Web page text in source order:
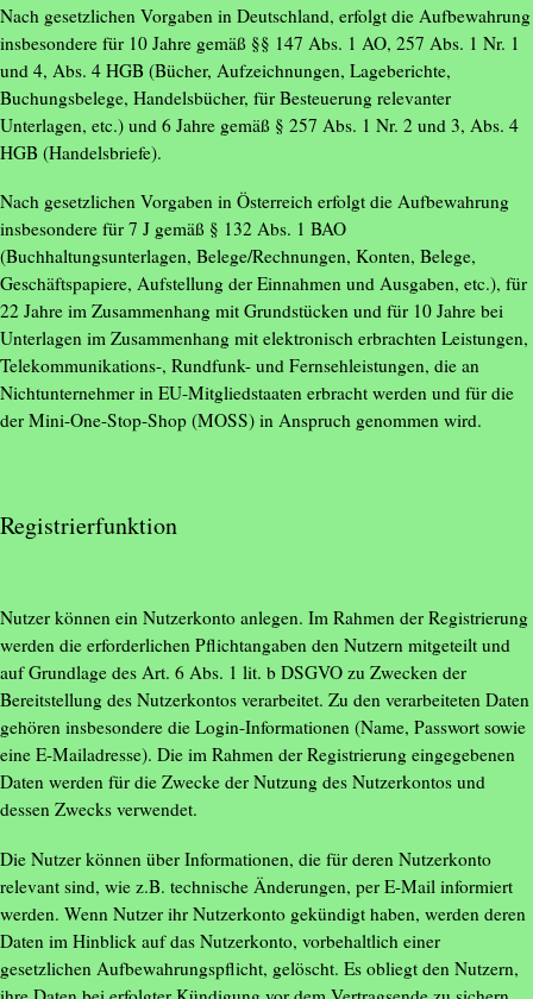
Nach gesetzlichen Vorgaben in Deutschland, erfolgt die Aufbewahrung
insbesondere für 10 Jahre gemäß §§ 147 Abs. 1 AO, 257 Abs. 1 Nr. 1
und 4, Abs. 4 HGB (Bücher, Aufzeichnungen, Lageberichte,
Buchungsbelege, Handelsbücher, für Besteuerung relevanter
Unterlagen, etc.) und 6 Jahre gemäß § 257 Abs. 1 Nr. 2 und 3, Abs. 4
HGB (Handelsbriefe).
Nach gesetzlichen Vorgaben in Österreich erfolgt die Aufbewahrung
insbesondere für 7 J gemäß § 132 Abs. 1 BAO
(Buchhaltungsunterlagen, Belege/Rechnungen, Konten, Belege,
Geschäftspapiere, Aufstellung der Einnahmen und Ausgaben, etc.), für
22 Jahre im Zusammenhang mit Grundstücken und für 10 Jahre bei
Unterlagen im Zusammenhang mit elektronisch erbrachten Leistungen,
Telekommunikations-, Rundfunk- und Fernsehleistungen, die an
Nichtunternehmer in EU-Mitgliedstaaten erbracht werden und für die
der Mini-One-Stop-Shop (MOSS) in Anspruch genommen wird.
Registrierfunktion
Nutzer können ein Nutzerkonto anlegen. Im Rahmen der Registrierung
werden die erforderlichen Pflichtangaben den Nutzern mitgeteilt und
auf Grundlage des Art. 6 Abs. 1 lit. b DSGVO zu Zwecken der
Bereitstellung des Nutzerkontos verarbeitet. Zu den verarbeiteten Daten
gehören insbesondere die Login-Informationen (Name, Passwort sowie
eine E-Mailadresse). Die im Rahmen der Registrierung eingegebenen
Daten werden für die Zwecke der Nutzung des Nutzerkontos und
dessen Zwecks verwendet.
Die Nutzer können über Informationen, die für deren Nutzerkonto
relevant sind, wie z.B. technische Änderungen, per E-Mail informiert
werden. Wenn Nutzer ihr Nutzerkonto gekündigt haben, werden deren
Daten im Hinblick auf das Nutzerkonto, vorbehaltlich einer
gesetzlichen Aufbewahrungspflicht, gelöscht. Es obliegt den Nutzern,